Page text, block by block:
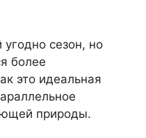
сезон, но
более
это идеальная
природы.